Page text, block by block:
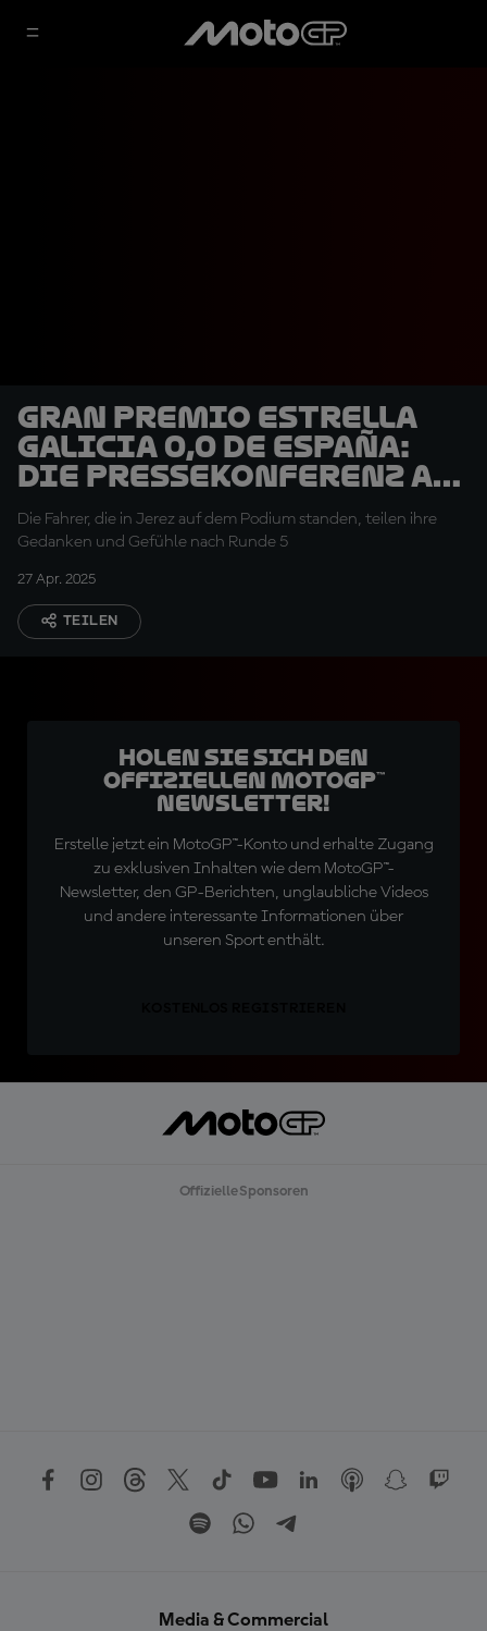
Gran Premio Estrella
Galicia 0,0 de España:
Die Pressekonferenz am
Sonntag
Die Fahrer, die in Jerez auf dem Podium standen, teilen ihre
Gedanken und Gefühle nach Runde 5
27 Apr. 2025
TEILEN
Holen Sie sich den
offiziellen MotoGP™
Newsletter!
Erstelle jetzt ein MotoGP™-Konto und erhalte Zugang
zu exklusiven Inhalten wie dem MotoGP™-
Newsletter, den GP-Berichten, unglaubliche Videos
und andere interessante Informationen über
unseren Sport enthält.
Offizielle Sponsoren
Media & Commercial